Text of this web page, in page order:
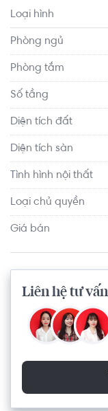
chính đường
ga xe điện ngầm
Loại hình
Phòng ngủ
Phòng tắm
Số tầng
Diện tích đất
Diện tích sàn
Tình hình nội thất
Loại chủ quyền
Giá bán
Liên hệ tư vấn